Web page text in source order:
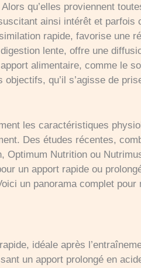
qu’elles proviennent
ainsi intérêt et
rapide, favorise une
lente, offre une
alimentaire, comme le
qu’il s’agisse de
les caractéristiques
Des études récentes,
Optimum Nutrition ou
un apport rapide ou
un panorama complet
idéale après
un apport prolongé en